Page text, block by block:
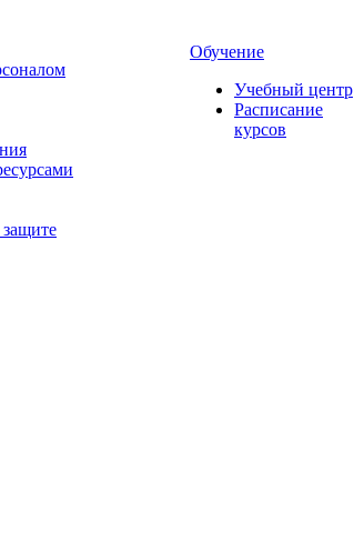
Обучение
Учебный центр
Расписание
курсов